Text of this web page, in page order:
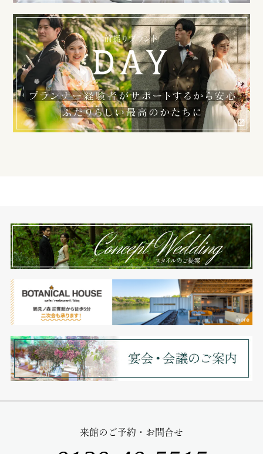
来館のご予約・お問合せ